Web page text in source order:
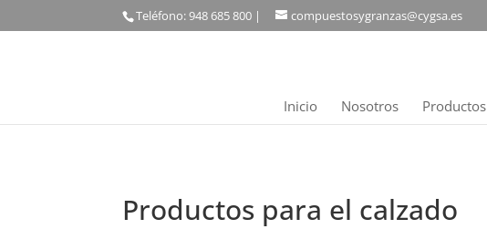
Teléfono: 948 685 800 | compuestosygranzas@cygsa.es
Inicio Nosotros Productos
Productos para el calzado